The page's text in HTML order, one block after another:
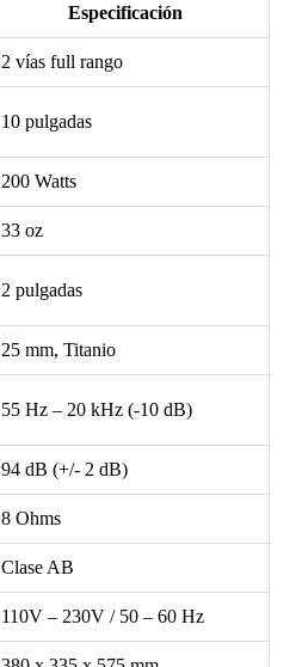
Especificación
2 vías full rango
10 pulgadas
200 Watts
33 oz
2 pulgadas
25 mm, Titanio
55 Hz – 20 kHz (-10 dB)
94 dB (+/- 2 dB)
8 Ohms
Clase AB
110V – 230V / 50 – 60 Hz